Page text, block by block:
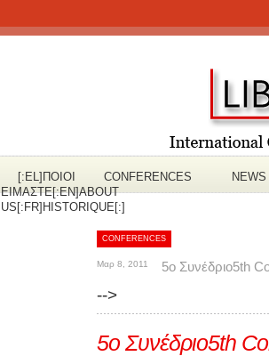
[:EL]ΠOΙΟΙ
ΕΙΜΑΣΤΕ[:EN]ABOUT
US[:FR]HISTORIQUE[:]
CONFERENCES NEWS
CONFERENCES
Μαρ 8, 2011 5ο Συνέδριο5th
-->
5ο Συνέδριο5th